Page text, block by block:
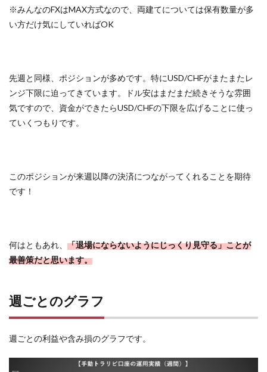
※みんなのFXはMAX方式なので、両建てについては保有数量が多
い方だけ気にしていればOK
先週と同様、ポジションが多めです。特にUSD/CHFがまたまたレ
ンジ下限に迫ってきています。ドル安はまだまだ続きそうな雰囲
気ですので、資金ができたらUSD/CHFの下限を広げることに使っ
ていくつもりです。
このポジションが来週以降の決済につながってくれることを期待
です！
何はともあれ、 「退場にならないようにじっくり見守る」ことが
最善策だと思います。
週ごとのグラフ
週ごとの利益や含み損のグラフです。